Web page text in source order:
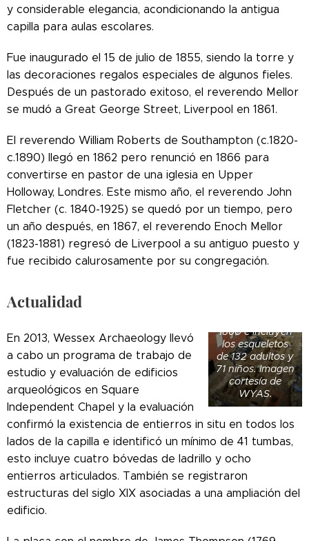
y considerable elegancia, acondicionando la antigua
capilla para aulas escolares.
Fue inaugurado el 15 de julio de 1855, siendo la torre y
las decoraciones regalos especiales de algunos fieles.
Después de un pastorado exitoso, el reverendo Mellor
se mudó a Great George Street, Liverpool en 1861.
El reverendo William Roberts de Southampton (c.1820-
c.1890) llegó en 1862 pero renunció en 1866 para
convertirse en pastor de una iglesia en Upper
Holloway, Londres. Este mismo año, el reverendo John
Fletcher (c. 1840-1925) se quedó por un tiempo, pero
un año después, en 1867, el reverendo Enoch Mellor
(1823-1881) regresó de Liverpool a su antiguo puesto y
fue recibido calurosamente por su congregación.
Actualidad
1860 e incluyen
los esqueletos
de 132 adultos y
71 niños. Imagen
cortesía de
WYAS.
En 2013, Wessex Archaeology llevó
a cabo un programa de trabajo de
estudio y evaluación de edificios
arqueológicos en Square
Independent Chapel y la evaluación
confirmó la existencia de entierros in situ en todos los
lados de la capilla e identificó un mínimo de 41 tumbas,
esto incluye cuatro bóvedas de ladrillo y ocho
entierros articulados. También se registraron
estructuras del siglo XIX asociadas a una ampliación del
edificio.